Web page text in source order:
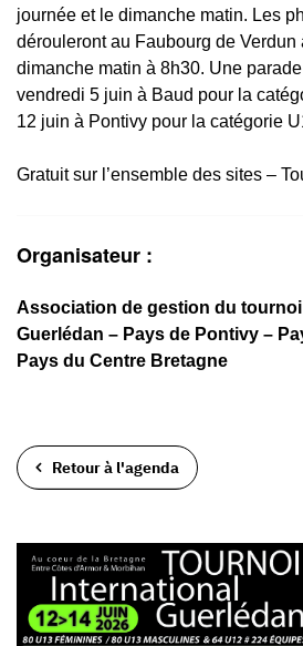
journée et le dimanche matin. Les
dérouleront au Faubourg de Verdun
dimanche matin à 8h30. Une
vendredi 5 juin à Baud pour la
12 juin à Pontivy pour la catégorie
Gratuit sur l’ensemble des sites –
Organisateur :
Association de gestion du
Guerlédan – Pays de Pontivy –
Pays du Centre Bretagne
Retour à l'agenda